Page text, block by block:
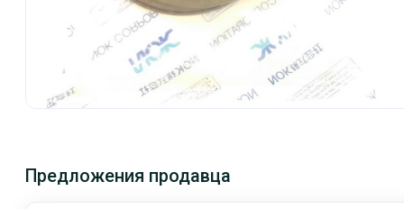
Предложения продавца